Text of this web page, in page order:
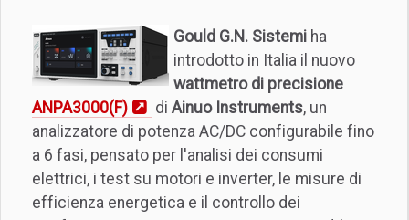
Gould G.N. Sistemi ha
introdotto in Italia il nuovo
wattmetro di precisione
ANPA3000(F)
di Ainuo Instruments, un
analizzatore di potenza AC/DC configurabile fino
a 6 fasi, pensato per l'analisi dei consumi
elettrici, i test su motori e inverter, le misure di
efficienza energetica e il controllo dei